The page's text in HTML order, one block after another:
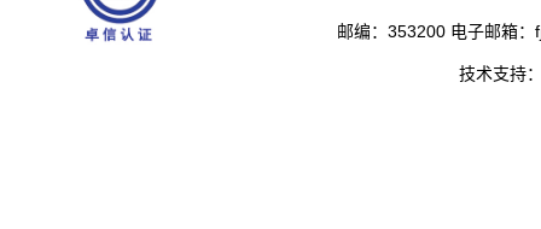
邮编：353200 电子邮箱
技术支持